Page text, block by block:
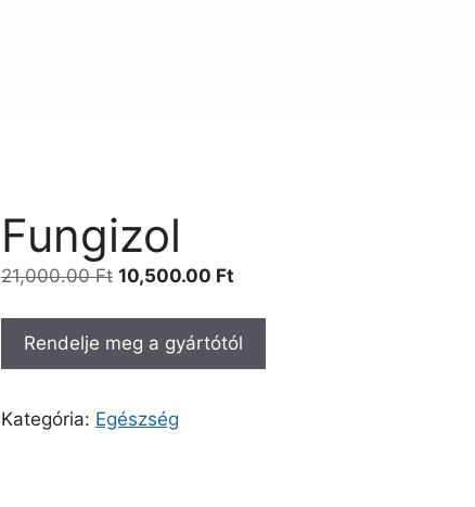
Fungizol
21,000.00Ft Original
21,000.00 Ft.
10,500.00 FtCurrent
is:
10,500.00 Ft.
Rendelje meg a gyártótól
Kategória: Egészség